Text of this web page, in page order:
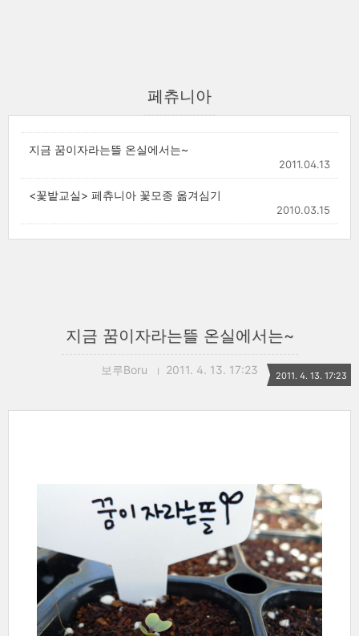
페츄니아
지금 꿈이자라는뜰 온실에서는~
2011.04.13
<꽃밭교실> 페츄니아 꽃모종 옮겨심기
2010.03.15
지금 꿈이자라는뜰 온실에서는~
보루Boru 2011. 4. 13. 17:23 2011. 4. 13. 17:23